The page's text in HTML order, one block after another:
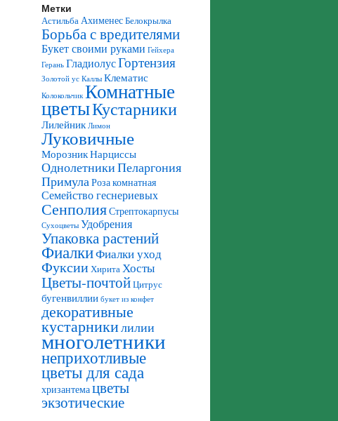
Метки
АстильбаАхименесБелокрылка
Борьба с вредителями
Букет своими руками Гейхера
Герань ГладиолусГортензия
Золотой ус Каллы Клематис
Колокольчик Комнатные
цветыКустарники
Лилейник Лимон
Луковичные
МорозникНарциссы
ОднолетникиПеларгония
ПримулаРоза комнатная
Семейство геснериевых
СенполияСтрептокарпусы
Сухоцветы Удобрения
Упаковка растений
ФиалкиФиалки уход
ФуксииХиритаХосты
Цветы-почтойЦитрус
бугенвиллии букет из конфет
декоративные
кустарникилилии
многолетники
неприхотливые
цветы для сада
хризантемацветы
экзотические